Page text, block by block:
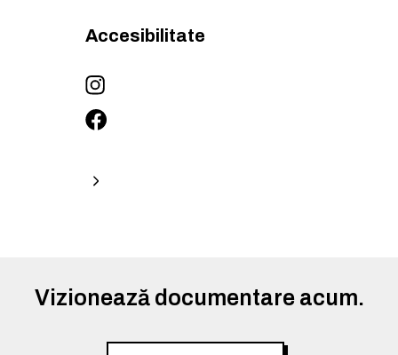
Accesibilitate
Vizionează documentare acum.